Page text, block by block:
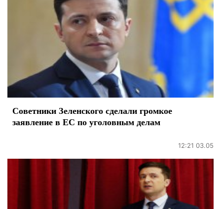
Советники Зеленского сделали громкое
заявление в ЕС по уголовным делам
12:21 03.05